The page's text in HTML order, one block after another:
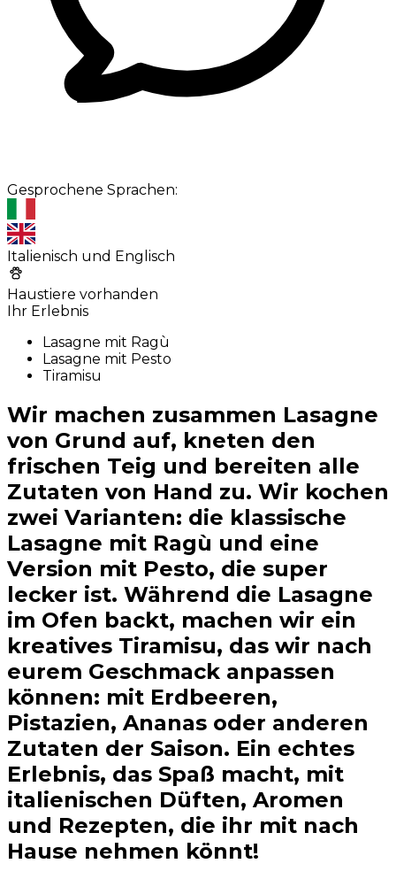
Gesprochene Sprachen:
Italienisch und Englisch
Haustiere vorhanden
Ihr Erlebnis
Lasagne mit Ragù
Lasagne mit Pesto
Tiramisu
Wir machen zusammen Lasagne
von Grund auf, kneten den
frischen Teig und bereiten alle
Zutaten von Hand zu. Wir kochen
zwei Varianten: die klassische
Lasagne mit Ragù und eine
Version mit Pesto, die super
lecker ist. Während die Lasagne
im Ofen backt, machen wir ein
kreatives Tiramisu, das wir nach
eurem Geschmack anpassen
können: mit Erdbeeren,
Pistazien, Ananas oder anderen
Zutaten der Saison. Ein echtes
Erlebnis, das Spaß macht, mit
italienischen Düften, Aromen
und Rezepten, die ihr mit nach
Hause nehmen könnt!